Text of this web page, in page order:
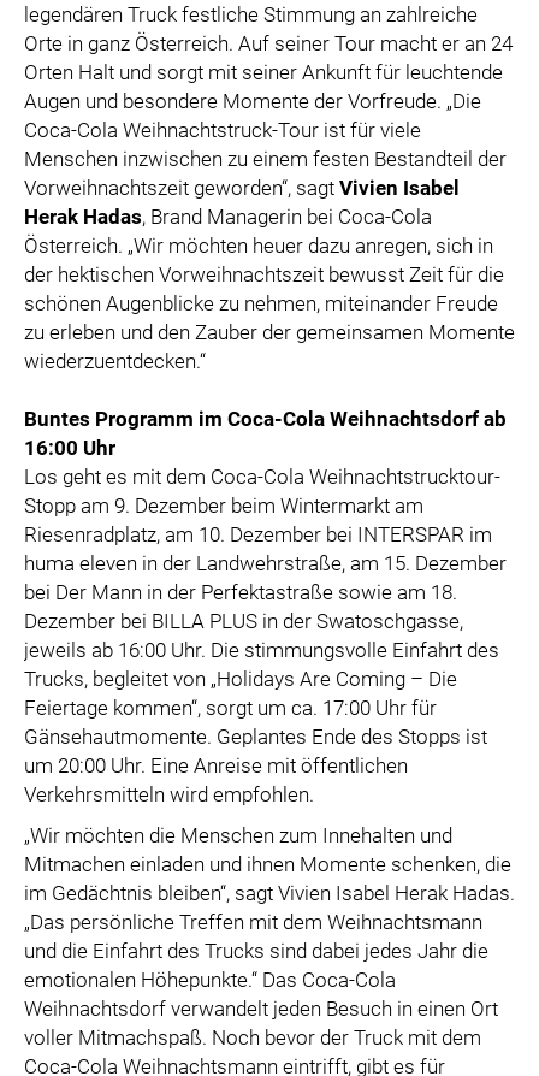
legendären Truck festliche Stimmung an zahlreiche
Orte in ganz Österreich. Auf seiner Tour macht er an 24
Orten Halt und sorgt mit seiner Ankunft für leuchtende
Augen und besondere Momente der Vorfreude. „Die
Coca-Cola Weihnachtstruck-Tour ist für viele
Menschen inzwischen zu einem festen Bestandteil der
Vorweihnachtszeit geworden“, sagt Vivien Isabel
Herak Hadas, Brand Managerin bei Coca-Cola
Österreich. „Wir möchten heuer dazu anregen, sich in
der hektischen Vorweihnachtszeit bewusst Zeit für die
schönen Augenblicke zu nehmen, miteinander Freude
zu erleben und den Zauber der gemeinsamen Momente
wiederzuentdecken.“
Buntes Programm im Coca-Cola Weihnachtsdorf ab
16:00 Uhr
Los geht es mit dem Coca-Cola Weihnachtstrucktour-
Stopp am 9. Dezember beim Wintermarkt am
Riesenradplatz, am 10. Dezember bei INTERSPAR im
huma eleven in der Landwehrstraße, am 15. Dezember
bei Der Mann in der Perfektastraße sowie am 18.
Dezember bei BILLA PLUS in der Swatoschgasse,
jeweils ab 16:00 Uhr. Die stimmungsvolle Einfahrt des
Trucks, begleitet von „Holidays Are Coming – Die
Feiertage kommen“, sorgt um ca. 17:00 Uhr für
Gänsehautmomente. Geplantes Ende des Stopps ist
um 20:00 Uhr. Eine Anreise mit öffentlichen
Verkehrsmitteln wird empfohlen.
„Wir möchten die Menschen zum Innehalten und
Mitmachen einladen und ihnen Momente schenken, die
im Gedächtnis bleiben“, sagt Vivien Isabel Herak Hadas.
„Das persönliche Treffen mit dem Weihnachtsmann
und die Einfahrt des Trucks sind dabei jedes Jahr die
emotionalen Höhepunkte.“ Das Coca-Cola
Weihnachtsdorf verwandelt jeden Besuch in einen Ort
voller Mitmachspaß. Noch bevor der Truck mit dem
Coca-Cola Weihnachtsmann eintrifft, gibt es für